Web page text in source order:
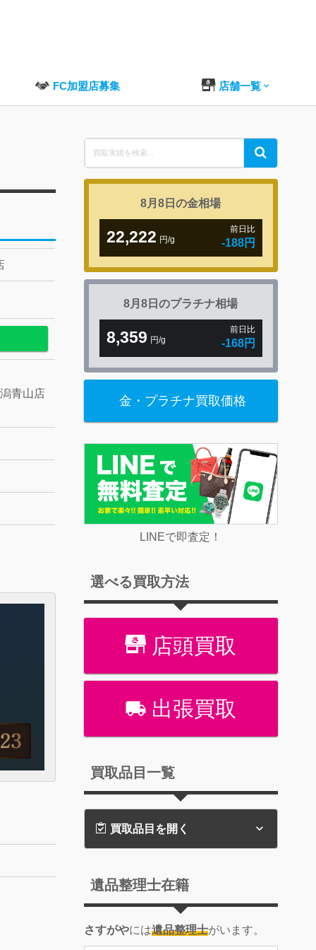
FC加盟店募集 店舗一覧
青山店
Search
for:
Search
8月8日の金相場
22,222 円/g
前日比
-188円
8月8日のプラチナ相場
8,359 円/g
前日比
-168円
金・プラチナ買取価格
LINEで即査定！
選べる買取方法
店頭買取
出張買取
買取品目一覧
買取品目を開く
遺品整理士在籍
さすがやには遺品整理士がいます。